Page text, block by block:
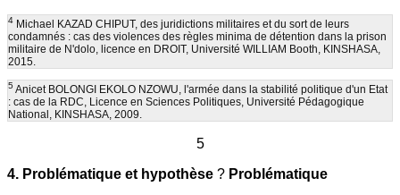
4 Michael KAZAD CHIPUT, des juridictions militaires et du sort de leurs
condamnés : cas des violences des règles minima de détention dans la prison
militaire de N'dolo, licence en DROIT, Université WILLIAM Booth, KINSHASA,
2015.
5 Anicet BOLONGI EKOLO NZOWU, l'armée dans la stabilité politique d'un Etat
: cas de la RDC, Licence en Sciences Politiques, Université Pédagogique
National, KINSHASA, 2009.
5
4. Problématique et hypothèse ? Problématique